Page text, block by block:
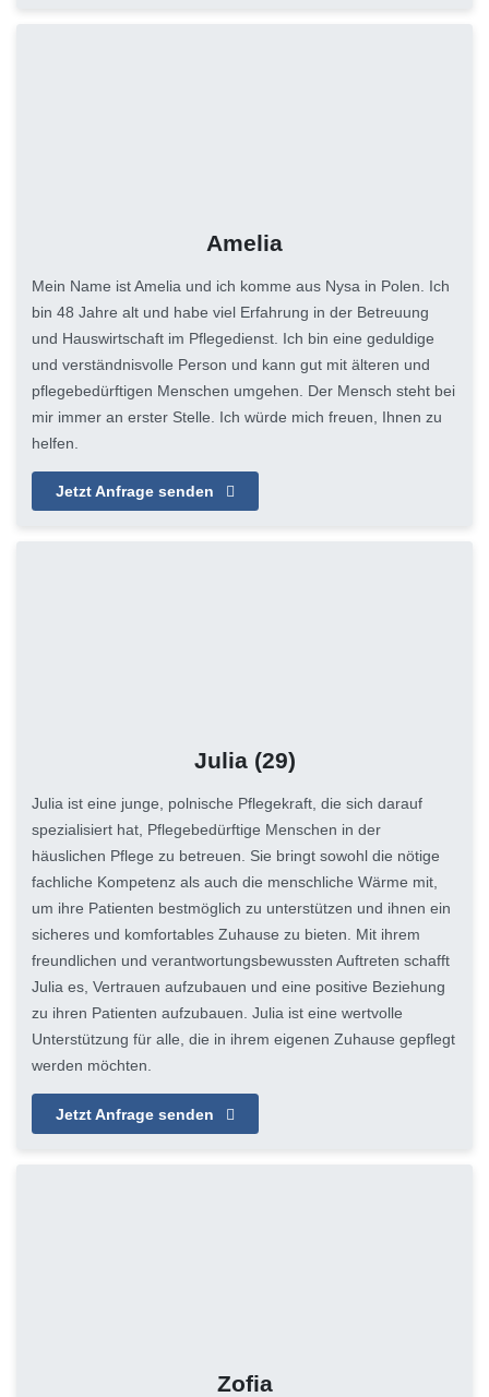
Amelia
Mein Name ist Amelia und ich komme aus Nysa in Polen. Ich
bin 48 Jahre alt und habe viel Erfahrung in der Betreuung
und Hauswirtschaft im Pflegedienst. Ich bin eine geduldige
und verständnisvolle Person und kann gut mit älteren und
pflegebedürftigen Menschen umgehen. Der Mensch steht bei
mir immer an erster Stelle. Ich würde mich freuen, Ihnen zu
helfen.
Jetzt Anfrage senden
Julia (29)
Julia ist eine junge, polnische Pflegekraft, die sich darauf
spezialisiert hat, Pflegebedürftige Menschen in der
häuslichen Pflege zu betreuen. Sie bringt sowohl die nötige
fachliche Kompetenz als auch die menschliche Wärme mit,
um ihre Patienten bestmöglich zu unterstützen und ihnen ein
sicheres und komfortables Zuhause zu bieten. Mit ihrem
freundlichen und verantwortungsbewussten Auftreten schafft
Julia es, Vertrauen aufzubauen und eine positive Beziehung
zu ihren Patienten aufzubauen. Julia ist eine wertvolle
Unterstützung für alle, die in ihrem eigenen Zuhause gepflegt
werden möchten.
Jetzt Anfrage senden
Zofia